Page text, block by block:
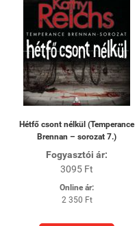
Hétfő csont nélkül (Temperance
Brennan – sorozat 7.)
Fogyasztói ár:
3095 Ft
Online ár:
2 350 Ft